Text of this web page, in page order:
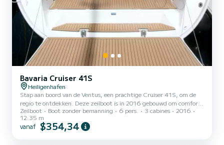
Bavaria Cruiser 41S
Heiligenhafen
Stap aan boord van de Ventus, een prachtige Cruiser 41S, om de
regio te ontdekken. Deze zeilboot is in 2016 gebouwd om comfort
en prestaties op zee te garanderen. Je zult een uitzonderlijke
cruise beleven op deze zeilboot van 12 meter. U kunt tijdens het
zeilen maximaal 6 personen huisvesten en genieten van de 3
Zeilboot Boot zonder bemanning 6 pers. 3 cabines
2016
12.35 m
vanaf $354,34